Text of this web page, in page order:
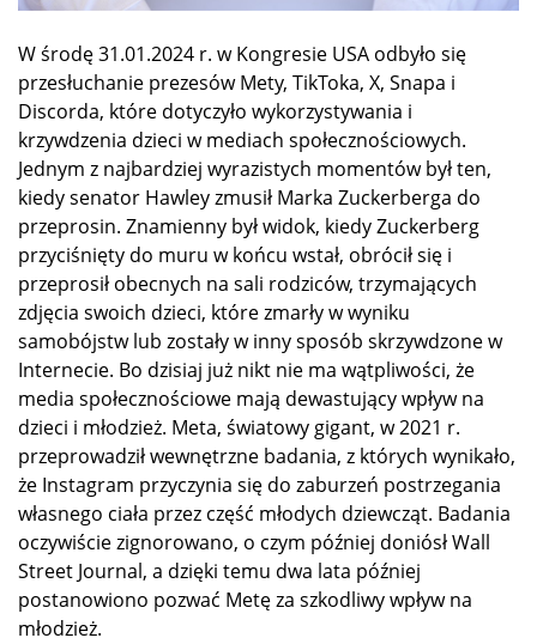
W środę 31.01.2024 r. w Kongresie USA odbyło się
przesłuchanie prezesów Mety, TikToka, X, Snapa i
Discorda, które dotyczyło wykorzystywania i
krzywdzenia dzieci w mediach społecznościowych.
Jednym z najbardziej wyrazistych momentów był ten,
kiedy senator Hawley zmusił Marka Zuckerberga do
przeprosin. Znamienny był widok, kiedy Zuckerberg
przyciśnięty do muru w końcu wstał, obrócił się i
przeprosił obecnych na sali rodziców, trzymających
zdjęcia swoich dzieci, które zmarły w wyniku
samobójstw lub zostały w inny sposób skrzywdzone w
Internecie. Bo dzisiaj już nikt nie ma wątpliwości, że
media społecznościowe mają dewastujący wpływ na
dzieci i młodzież. Meta, światowy gigant, w 2021 r.
przeprowadził wewnętrzne badania, z których wynikało,
że Instagram przyczynia się do zaburzeń postrzegania
własnego ciała przez część młodych dziewcząt. Badania
oczywiście zignorowano, o czym później doniósł Wall
Street Journal, a dzięki temu dwa lata później
postanowiono pozwać Metę za szkodliwy wpływ na
młodzież.